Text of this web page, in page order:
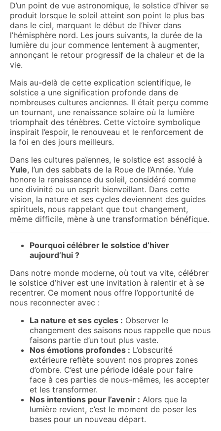
D’un point de vue astronomique, le solstice d’hiver se
produit lorsque le soleil atteint son point le plus bas
dans le ciel, marquant le début de l’hiver dans
l’hémisphère nord. Les jours suivants, la durée de la
lumière du jour commence lentement à augmenter,
annonçant le retour progressif de la chaleur et de la
vie.
Mais au-delà de cette explication scientifique, le
solstice a une signification profonde dans de
nombreuses cultures anciennes. Il était perçu comme
un tournant, une renaissance solaire où la lumière
triomphait des ténèbres. Cette victoire symbolique
inspirait l’espoir, le renouveau et le renforcement de
la foi en des jours meilleurs.
Dans les cultures païennes, le solstice est associé à
Yule, l’un des sabbats de la Roue de l’Année. Yule
honore la renaissance du soleil, considéré comme
une divinité ou un esprit bienveillant. Dans cette
vision, la nature et ses cycles deviennent des guides
spirituels, nous rappelant que tout changement,
même difficile, mène à une transformation bénéfique.
Pourquoi célébrer le solstice d’hiver
aujourd’hui ?
Dans notre monde moderne, où tout va vite, célébrer
le solstice d’hiver est une invitation à ralentir et à se
recentrer. Ce moment nous offre l’opportunité de
nous reconnecter avec :
La nature et ses cycles : Observer le
changement des saisons nous rappelle que nous
faisons partie d’un tout plus vaste.
Nos émotions profondes : L’obscurité
extérieure reflète souvent nos propres zones
d’ombre. C’est une période idéale pour faire
face à ces parties de nous-mêmes, les accepter
et les transformer.
Nos intentions pour l’avenir : Alors que la
lumière revient, c’est le moment de poser les
bases pour un nouveau départ.